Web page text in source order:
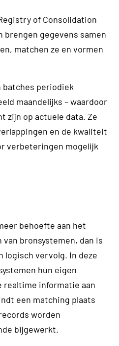
of Consolidation
brengen gegevens samen
matchen ze en vormen
batches periodiek
maandelijks – waardoor
zijn op actuele data. Ze
en de kwaliteit
verbeteringen mogelijk
behoefte aan het
bronsystemen, dan is
logisch vervolg. In deze
hun eigen
realtime informatie aan
een matching plaats
worden
bijgewerkt.